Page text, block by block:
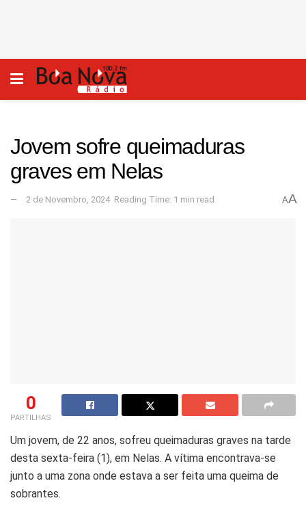
Jovem sofre queimaduras
graves em Nelas
2 de Novembro, 2024 Reading Time: 1 min read AA
0
PARTILHAS
Um jovem, de 22 anos, sofreu queimaduras graves na tarde
desta sexta-feira (1), em Nelas. A vítima encontrava-se
junto a uma zona onde estava a ser feita uma queima de
sobrantes.